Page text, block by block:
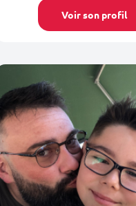
Voir son profil